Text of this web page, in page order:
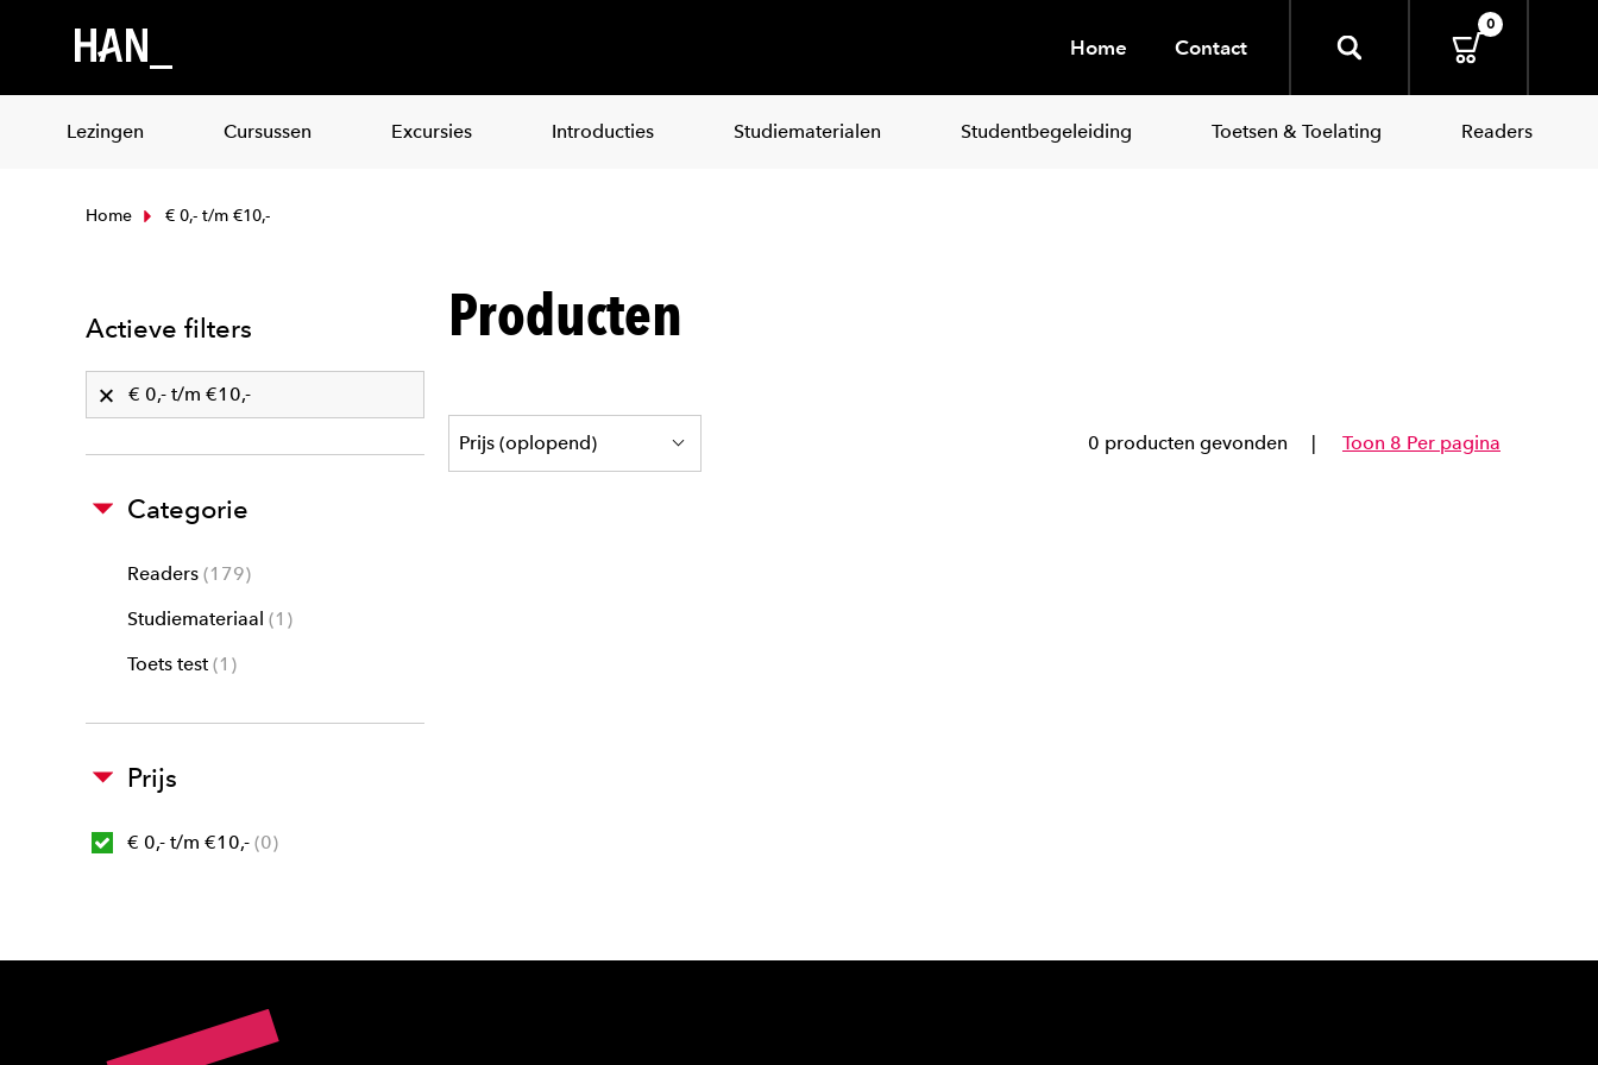
Home Contact
0
Lezingen Cursussen Excursies Introducties Studiematerialen Studentbegeleiding Toetsen & Toelating Readers
Home € 0,- t/m €10,-
Actieve filters
€ 0,- t/m €10,-
Categorie
Readers 179
Studiemateriaal
1
Toets test 1
Prijs
€ 0,- t/m €10,- 0
Producten
0 producten gevonden Toon 8 Per pagina